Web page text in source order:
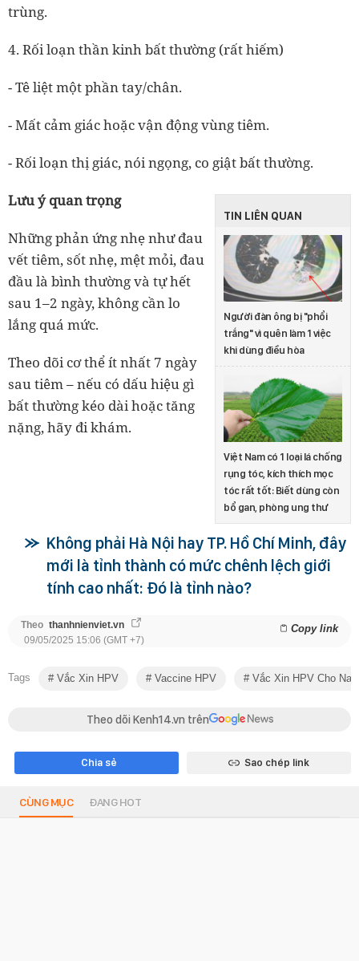
trùng.
4. Rối loạn thần kinh bất thường (rất hiếm)
- Tê liệt một phần tay/chân.
- Mất cảm giác hoặc vận động vùng tiêm.
- Rối loạn thị giác, nói ngọng, co giật bất thường.
TIN LIÊN QUAN
Người đàn ông bị "phổi
trắng" vì quên làm 1 việc
khi dùng điều hòa
Việt Nam có 1 loại lá chống
rụng tóc, kích thích mọc
tóc rất tốt: Biết dùng còn
bổ gan, phòng ung thư
Lưu ý quan trọng
Những phản ứng nhẹ như đau
vết tiêm, sốt nhẹ, mệt mỏi, đau
đầu là bình thường và tự hết
sau 1–2 ngày, không cần lo
lắng quá mức.
Theo dõi cơ thể ít nhất 7 ngày
sau tiêm – nếu có dấu hiệu gì
bất thường kéo dài hoặc tăng
nặng, hãy đi khám.
Không phải Hà Nội hay TP. Hồ Chí Minh, đây
mới là tỉnh thành có mức chênh lệch giới
tính cao nhất: Đó là tỉnh nào?
Theo thanhnienviet.vn Copy link
09/05/2025 15:06 (GMT +7)
Tags Vắc Xin HPV Vaccine HPV Vắc Xin HPV Cho
Theo dõi Kenh14.vn trên
Chia sẻ Sao chép link
CÙNG MỤC ĐANG HOT